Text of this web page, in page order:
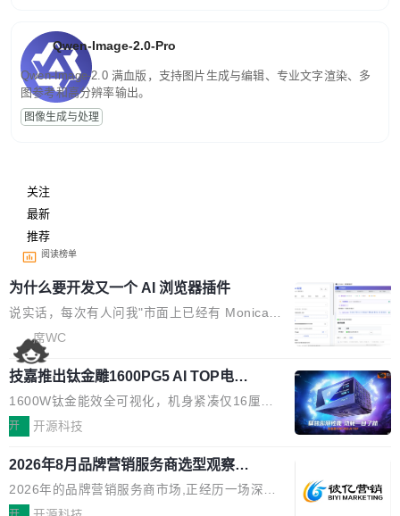
Qwen-Image-2.0-Pro
Qwen-Image-2.0 满血版，支持图片生成与编辑、专业文字渲染、多
图参考和高分辨率输出。
图像生成与处理
关注
最新
推荐
阅读榜单
为什么要开发又一个 AI 浏览器插件
说实话，每次有人问我"市面上已经有 Monica、
Sider、Copilot for Chrome 这些 AI 浏览器插件
了，你为什么还要再做一个"，我都觉得这个问题
问得好。 因为我自己也是从用户变成开发者的。
现有产品的天花板 我用过不少 AI 浏览器插件。
刚开始觉得都挺好——选中一段文字，弹出解
要。但用久了你会发现，它们本质上都是同一类
东西：一个带网页上下文的聊天框。 它们能读取
页面的文本，然后把文本丢给大模型，再返回一
席WC
技嘉推出钛金雕1600PG5 AI TOP电
源：为发烧级主机与本地AI算力打造旗
舰供电方案
1600W钛金能效全可视化，机身紧凑仅16厘米
继2026台北电脑展首度亮相后，技嘉科技近日正
电源专为发烧级DIY主机与本地AI算力平台打
造，整机长度仅16厘米，提供1600W额定功率
与80PLUS钛金能效；支持ATX 3.1与PCIe 5.1
开 开源科技
2026年8月品牌营销服务商选型观察：
从流量思维到品牌资产思维的范式转移
2026年的品牌营销服务商市场,正经历一场深刻
的价值重构。全球全案品牌代理机构市场从2025
开